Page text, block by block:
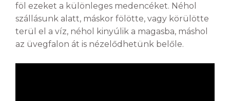
föl ezeket a különleges medencéket. Néhol
szállásunk alatt, máskor fölötte, vagy körülötte
terül el a víz, néhol kinyúlik a magasba, máshol
az üvegfalon át is nézelődhetünk belőle.